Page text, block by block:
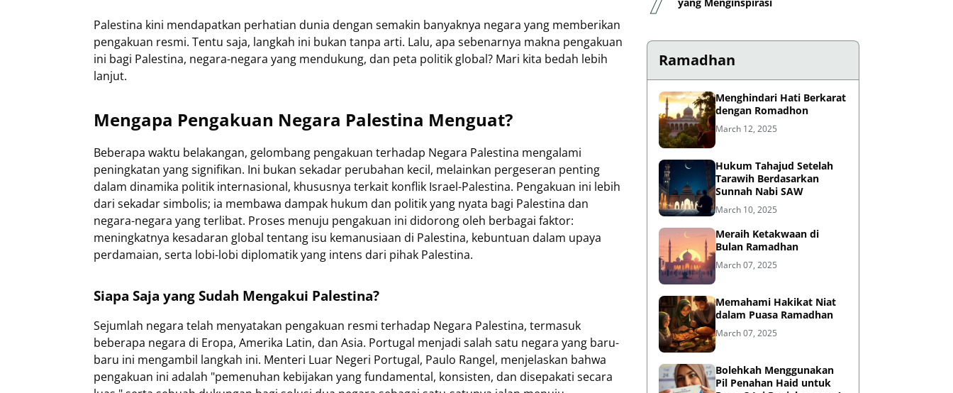
Palestina kini mendapatkan perhatian dunia dengan semakin banyaknya negara yang memberikan
pengakuan resmi. Tentu saja, langkah ini bukan tanpa arti. Lalu, apa sebenarnya makna pengakuan
ini bagi Palestina, negara-negara yang mendukung, dan peta politik global? Mari kita bedah lebih
lanjut.
Mengapa Pengakuan Negara Palestina Menguat?
Beberapa waktu belakangan, gelombang pengakuan terhadap Negara Palestina mengalami
peningkatan yang signifikan. Ini bukan sekadar perubahan kecil, melainkan pergeseran penting
dalam dinamika politik internasional, khususnya terkait konflik Israel-Palestina. Pengakuan ini lebih
dari sekadar simbolis; ia membawa dampak hukum dan politik yang nyata bagi Palestina dan
negara-negara yang terlibat. Proses menuju pengakuan ini didorong oleh berbagai faktor:
meningkatnya kesadaran global tentang isu kemanusiaan di Palestina, kebuntuan dalam upaya
perdamaian, serta lobi-lobi diplomatik yang intens dari pihak Palestina.
Siapa Saja yang Sudah Mengakui Palestina?
Sejumlah negara telah menyatakan pengakuan resmi terhadap Negara Palestina, termasuk
beberapa negara di Eropa, Amerika Latin, dan Asia. Portugal menjadi salah satu negara yang baru-
baru ini mengambil langkah ini. Menteri Luar Negeri Portugal, Paulo Rangel, menjelaskan bahwa
pengakuan ini adalah "pemenuhan kebijakan yang fundamental, konsisten, dan disepakati secara
Ramadhan
Menghindari Hati Berkarat
dengan Romadhon
March 12, 2025
Hukum Tahajud Setelah
Tarawih Berdasarkan
Sunnah Nabi SAW
March 10, 2025
Meraih Ketakwaan di
Bulan Ramadhan
March 07, 2025
Memahami Hakikat Niat
dalam Puasa Ramadhan
March 07, 2025
Bolehkah Menggunakan
Pil Penahan Haid untuk